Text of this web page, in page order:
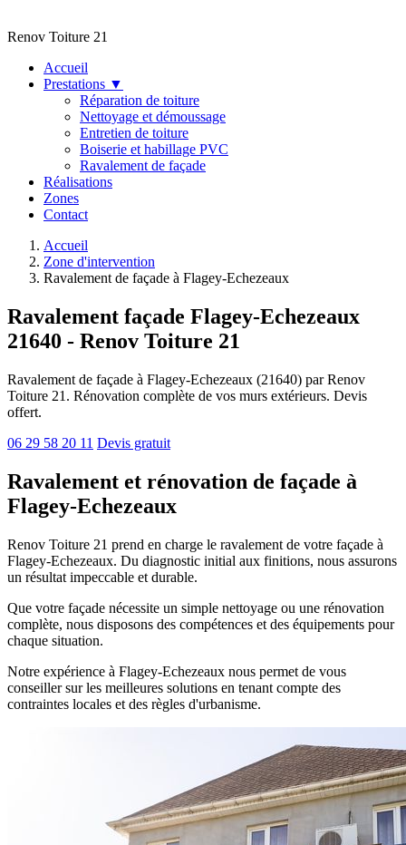
Renov Toiture 21
Accueil
Prestations ▼
Réparation de toiture
Nettoyage et démoussage
Entretien de toiture
Boiserie et habillage PVC
Ravalement de façade
Réalisations
Zones
Contact
Accueil
Zone d'intervention
Ravalement de façade à Flagey-Echezeaux
Ravalement façade Flagey-Echezeaux
21640 - Renov Toiture 21
Ravalement de façade à Flagey-Echezeaux (21640) par Renov
Toiture 21. Rénovation complète de vos murs extérieurs. Devis
offert.
06 29 58 20 11 Devis gratuit
Ravalement et rénovation de façade à
Flagey-Echezeaux
Renov Toiture 21 prend en charge le ravalement de votre façade à
Flagey-Echezeaux. Du diagnostic initial aux finitions, nous assurons
un résultat impeccable et durable.
Que votre façade nécessite un simple nettoyage ou une rénovation
complète, nous disposons des compétences et des équipements pour
chaque situation.
Notre expérience à Flagey-Echezeaux nous permet de vous
conseiller sur les meilleures solutions en tenant compte des
contraintes locales et des règles d'urbanisme.